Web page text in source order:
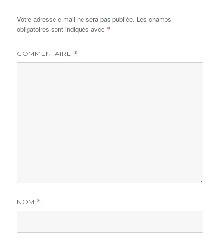
Votre adresse e-mail ne sera pas publiée. Les champs
obligatoires sont indiqués avec *
COMMENTAIRE *
NOM *